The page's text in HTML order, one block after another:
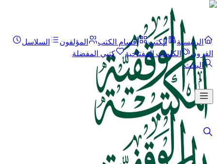
الرئيسية الكتب أقسام الكتب المؤلفون
السلاسل
القرون
الكلمات المفتاحية
كتبي المفضلة
البحث